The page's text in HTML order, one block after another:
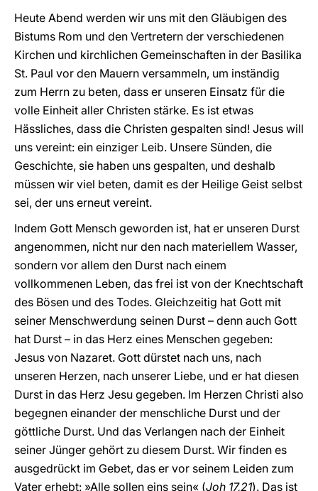
Heute Abend werden wir uns mit den Gläubigen des
Bistums Rom und den Vertretern der verschiedenen
Kirchen und kirchlichen Gemeinschaften in der Basilika
St. Paul vor den Mauern versammeln, um inständig
zum Herrn zu beten, dass er unseren Einsatz für die
volle Einheit aller Christen stärke. Es ist etwas
Hässliches, dass die Christen gespalten sind! Jesus will
uns vereint: ein einziger Leib. Unsere Sünden, die
Geschichte, sie haben uns gespalten, und deshalb
müssen wir viel beten, damit es der Heilige Geist selbst
sei, der uns erneut vereint.
Indem Gott Mensch geworden ist, hat er unseren Durst
angenommen, nicht nur den nach materiellem Wasser,
sondern vor allem den Durst nach einem
vollkommenen Leben, das frei ist von der Knechtschaft
des Bösen und des Todes. Gleichzeitig hat Gott mit
seiner Menschwerdung seinen Durst – denn auch Gott
hat Durst – in das Herz eines Menschen gegeben:
Jesus von Nazaret. Gott dürstet nach uns, nach
unseren Herzen, nach unserer Liebe, und er hat diesen
Durst in das Herz Jesu gegeben. Im Herzen Christi also
begegnen einander der menschliche Durst und der
göttliche Durst. Und das Verlangen nach der Einheit
seiner Jünger gehört zu diesem Durst. Wir finden es
ausgedrückt im Gebet, das er vor seinem Leiden zum
Vater erhebt: »Alle sollen eins sein« (Joh 17,21). Das ist